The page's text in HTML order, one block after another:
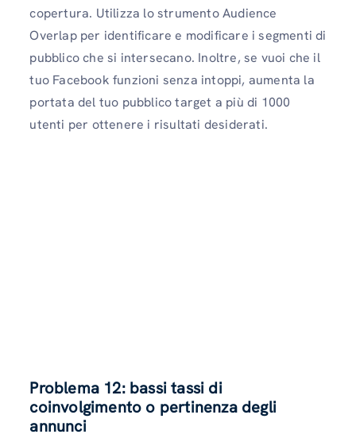
copertura. Utilizza lo strumento Audience
Overlap per identificare e modificare i segmenti di
pubblico che si intersecano. Inoltre, se vuoi che il
tuo Facebook funzioni senza intoppi, aumenta la
portata del tuo pubblico target a più di 1000
utenti per ottenere i risultati desiderati.
Problema 12: bassi tassi di
coinvolgimento o pertinenza degli
annunci